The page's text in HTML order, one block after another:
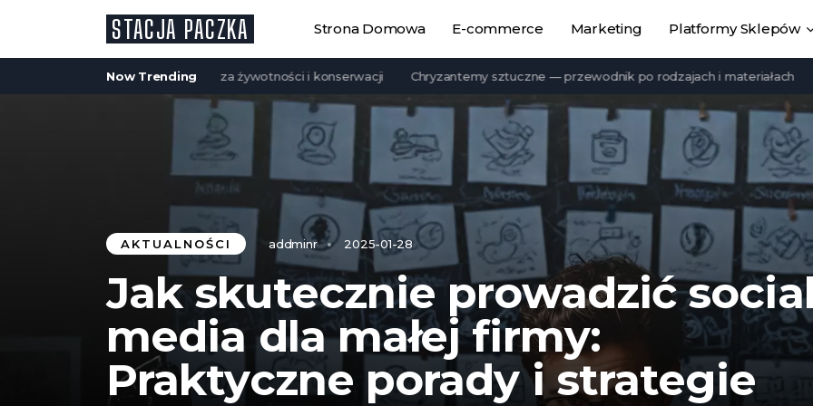
STACJA PACZKA Strona Domowa E-commerce Marketing Platformy Sklepów
Now Trending
są trwałe? Analiza żywotności i konserwacji Chryzantemy sztuczne — przewodnik po rodzajach i materiałach
AKTUALNOŚCI addminr 2025-01-28
Jak skutecznie prowadzić
media dla małej firmy:
Praktyczne porady i strategie